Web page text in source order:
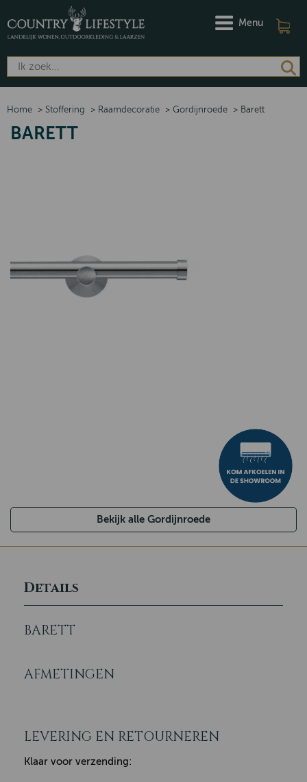
Menu
Home > Stoffering > Raamdecoratie > Gordijnroede > Barett
BARETT
Bekijk alle Gordijnroede
Details
BARETT
AFMETINGEN
LEVERING EN RETOURNEREN
Klaar voor verzending: